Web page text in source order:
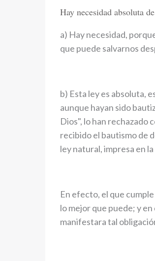
Hay necesidad absoluta
a) Hay necesidad,
que puede salvarnos
b) Esta ley es absoluta,
aunque hayan sido
Dios", lo han rechazado
recibido el bautismo de
ley natural, impresa en
En efecto, el que
lo mejor que puede; y
manifestara tal